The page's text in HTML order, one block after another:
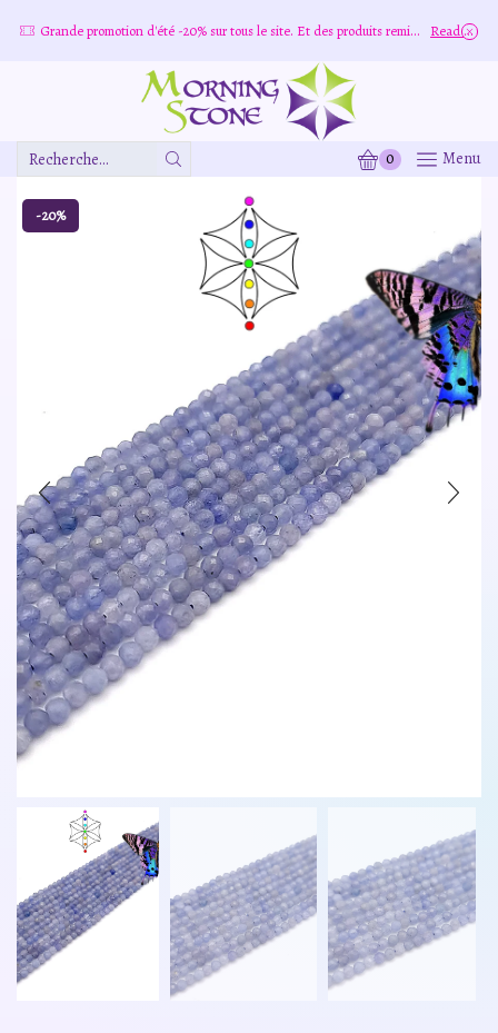
Grande promotion d'été -20% sur tous le site. Et des produits remisé indépendamment Read more
Zone
0 Menu
-20%